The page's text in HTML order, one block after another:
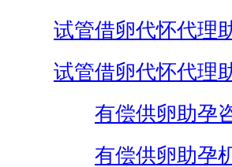
试管借卵代怀代理
试管借卵代怀代理
有偿供卵助孕
有偿供卵助孕